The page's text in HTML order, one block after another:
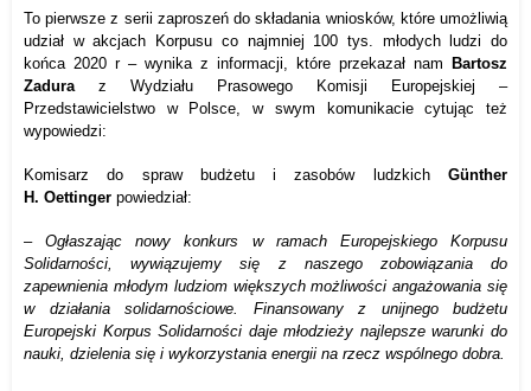
To pierwsze z serii zaproszeń do składania wniosków, które umożliwią
udział w akcjach Korpusu co najmniej 100 tys. młodych ludzi do
końca 2020 r – wynika z informacji, które przekazał nam
Bartosz
Zaduraz Wydziału Prasowego Komisji Europejskiej –
Przedstawicielstwo w Polsce, w swym komunikacie cytując też
wypowiedzi:
Komisarz do spraw budżetu i zasobów ludzkich Günther
H. Oettinger powiedział:
–Ogłaszając nowy konkurs w ramach Europejskiego Korpusu
Solidarności, wywiązujemy się z naszego zobowiązania do
zapewnienia młodym ludziom większych możliwości angażowania się
w działania solidarnościowe. Finansowany z unijnego budżetu
Europejski Korpus Solidarności daje młodzieży najlepsze warunki do
nauki, dzielenia się i wykorzystania energii na rzecz wspólnego dobra.